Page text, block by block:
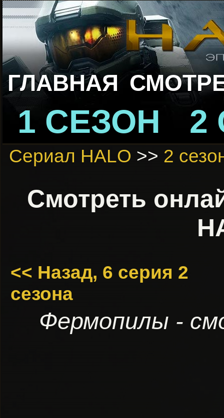
ГЛАВНАЯ
1 СЕЗОН 2
Сериал HALO >> 2
Смотреть
<< Назад, 6 серия 2
сезона
Фермопилы -